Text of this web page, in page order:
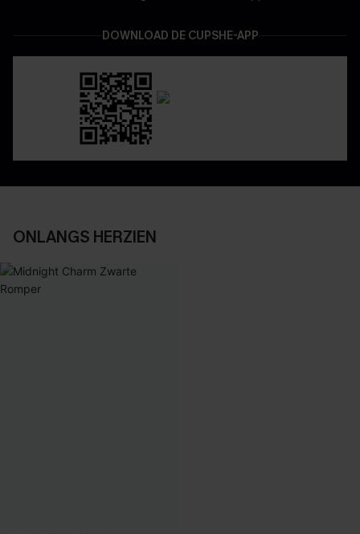
DOWNLOAD DE CUPSHE-APP
ONLANGS HERZIEN